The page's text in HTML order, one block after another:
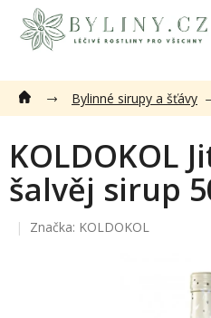
obsah
Bylinné sirupy a šťávy
KOLDOKOL
šalvěj sirup
Značka: KOLDOKOL